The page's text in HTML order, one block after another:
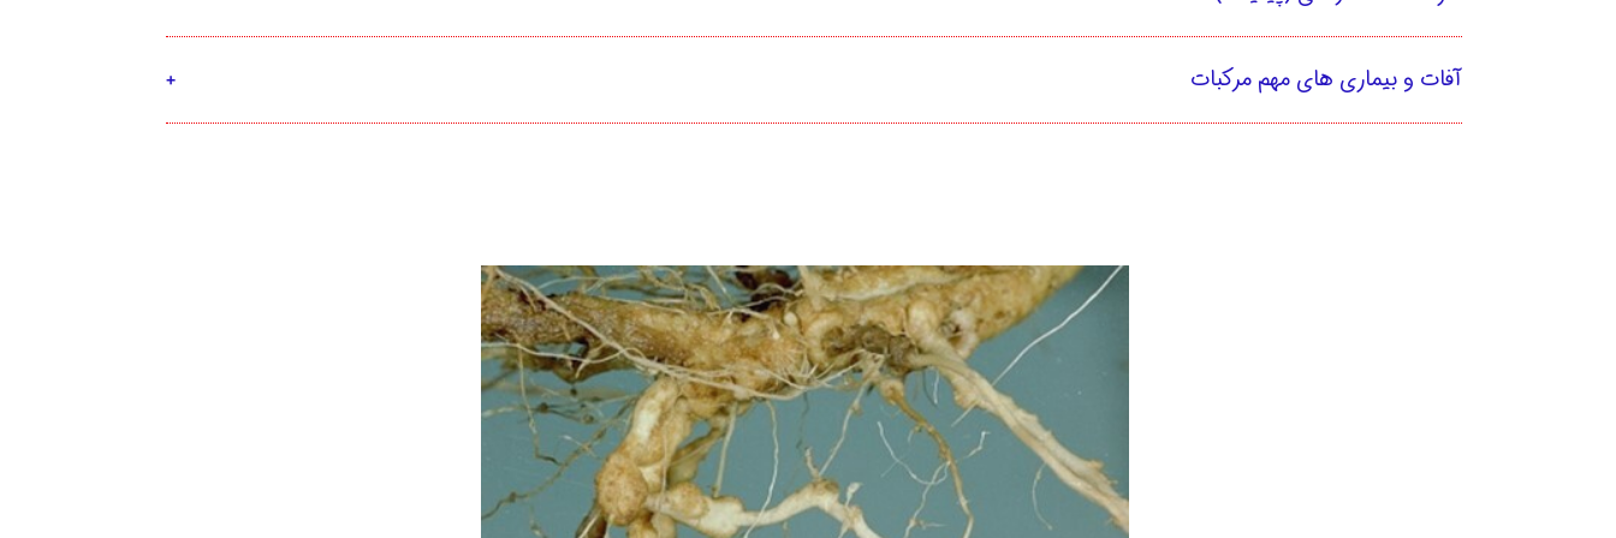
آفات و بیماری های مهم مرکبات